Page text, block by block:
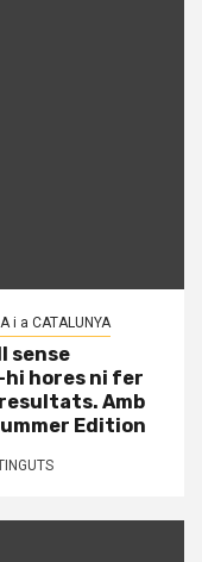
i a CATALUNYA
sense
hi hores ni fer
Amb
Edition